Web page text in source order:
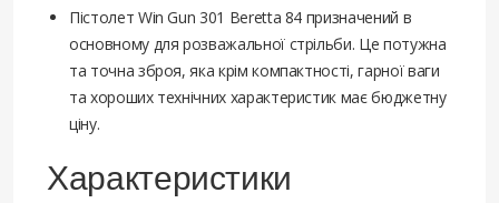
Пістолет Win Gun 301 Beretta 84 призначений в
основному для розважальної стрільби. Це потужна
та точна зброя, яка крім компактності, гарної ваги
та хороших технічних характеристик має бюджетну
ціну.
Характеристики